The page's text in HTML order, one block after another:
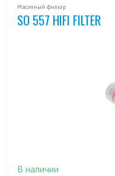
Масляный фильтр
SO 557 HIFI FILTER
В наличии